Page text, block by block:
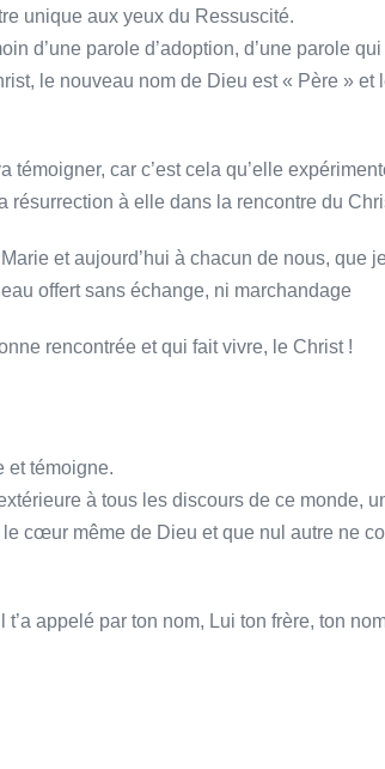
unique aux yeux du Ressuscité.
d’une parole d’adoption, d’une parole
le nouveau nom de Dieu est « Père » et
témoigner, car c’est cela qu’elle
résurrection à elle dans la rencontre du
et aujourd’hui à chacun de nous, que
offert sans échange, ni marchandage
rencontrée et qui fait vivre, le Christ !
et témoigne.
à tous les discours de ce monde,
cœur même de Dieu et que nul autre ne
appelé par ton nom, Lui ton frère, ton